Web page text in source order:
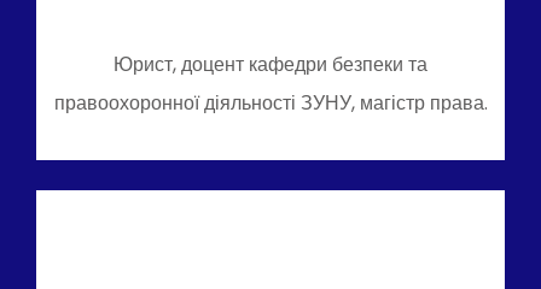
Юрист, доцент кафедри безпеки та
правоохоронної діяльності ЗУНУ, магістр права.